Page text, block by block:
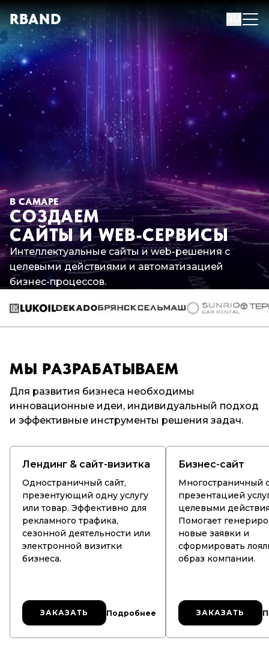
RBAND
СОЗДАЕМ
САЙТЫ И WEB-СЕРВИСЫ
В САМАРЕ
Интеллектуальные сайты и web-решения с
целевыми действиями и автоматизацией
бизнес-процессов.
МЫ РАЗРАБАТЫВАЕМ
Для развития бизнеса необходимы
инновационные идеи, индивидуальный подход
и эффективные инструменты решения задач.
Лендинг & сайт-визитка
Одностраничный сайт,
презентующий одну услугу
или товар. Эффективно для
рекламного трафика,
сезонной деятельности или
электронной визитки
бизнеса.
ЗАКАЗАТЬ
ЗАКАЗАТЬ Подробнее
Бизнес-сайт
Многостраничный
презентацией
целевыми
Помогает
новые заявки и
сформировать
образ компании.
ЗАКАЗАТЬ
ЗАКАЗАТЬ